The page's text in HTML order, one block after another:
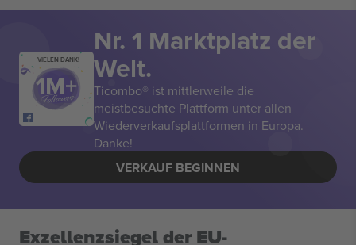
VIELEN DANK!
Nr. 1 Marktplatz der
Welt.
Ticombo® ist mittlerweile die
meistbesuchte Plattform unter allen
Wiederverkaufsplattformen in Europa.
Danke!
VERKAUF BEGINNEN
Exzellenzsiegel der EU-